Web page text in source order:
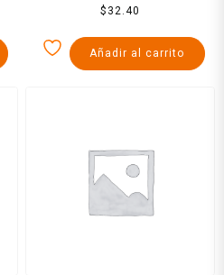
Powerade sabor moras de
$ 32.40
Añadir al carrito